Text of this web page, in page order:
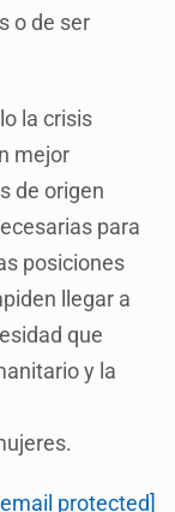
o de ser
la crisis
mejor
de origen
para
posiciones
llegar a
que
y la
protected]